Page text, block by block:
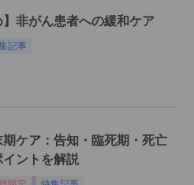
】非がん患者への緩和ケア
記事
ケア：告知・臨死期・死亡
イントを解説